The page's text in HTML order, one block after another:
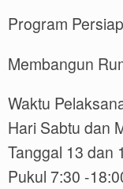
Program
Membangun
Waktu
Hari Sabtu dan
Tanggal 13 dan
Pukul 7:30 -